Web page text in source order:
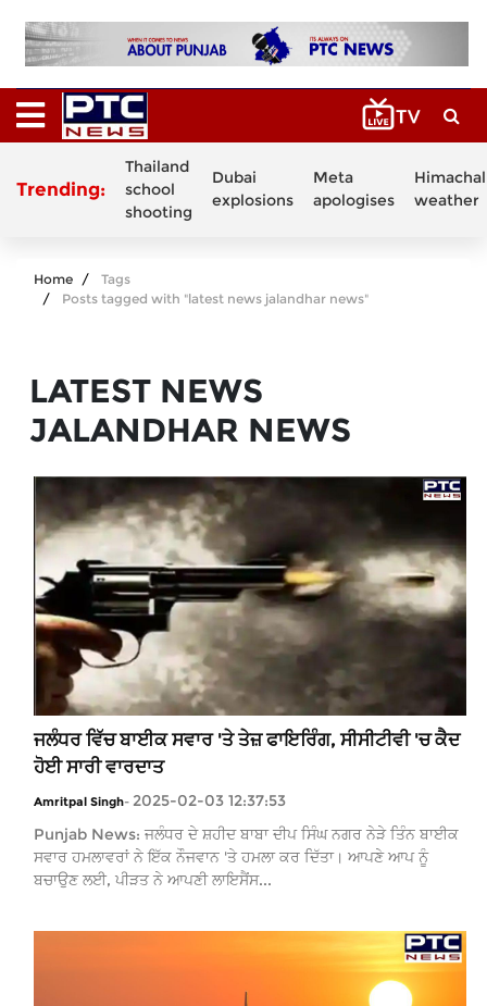
Trending:
Thailand
school
shooting
Dubai
explosions
Meta
apologises
Himachal
weather
Home
Tags
Posts tagged with "latest news jalandhar news"
LATEST NEWS
JALANDHAR NEWS
ਜਲੰਧਰ ਵਿੱਚ ਬਾਈਕ ਸਵਾਰ 'ਤੇ ਤੇਜ਼ ਫਾਇਰਿੰਗ, ਸੀਸੀਟੀਵੀ 'ਚ ਕੈਦ
ਹੋਈ ਸਾਰੀ ਵਾਰਦਾਤ
Amritpal Singh- 2025-02-03 12:37:53
Punjab News: ਜਲੰਧਰ ਦੇ ਸ਼ਹੀਦ ਬਾਬਾ ਦੀਪ ਸਿੰਘ ਨਗਰ ਨੇੜੇ ਤਿੰਨ ਬਾਈਕ
ਸਵਾਰ ਹਮਲਾਵਰਾਂ ਨੇ ਇੱਕ ਨੌਜਵਾਨ 'ਤੇ ਹਮਲਾ ਕਰ ਦਿੱਤਾ। ਆਪਣੇ ਆਪ ਨੂੰ
ਬਚਾਉਣ ਲਈ, ਪੀੜਤ ਨੇ ਆਪਣੀ ਲਾਇਸੈਂਸ...